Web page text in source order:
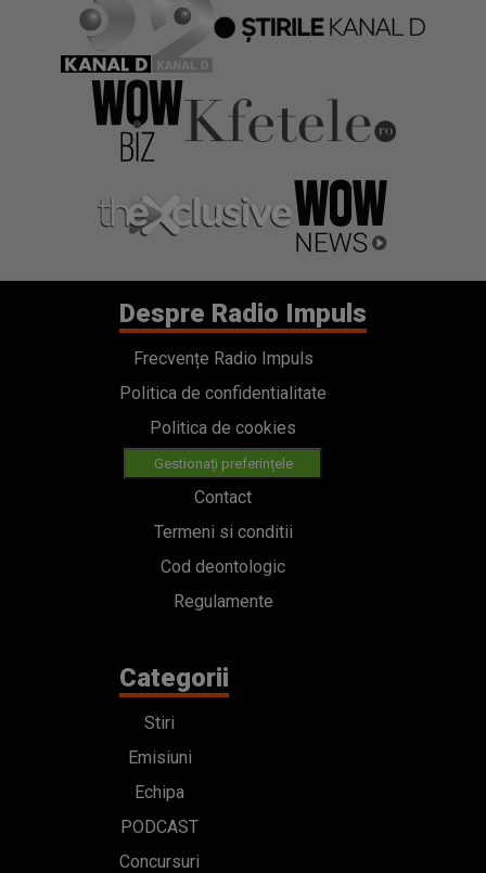
Despre Radio Impuls
Frecvențe Radio Impuls
Politica de confidentialitate
Politica de cookies
Gestionați preferințele
Contact
Termeni si conditii
Cod deontologic
Regulamente
Categorii
Stiri
Emisiuni
Echipa
PODCAST
Concursuri